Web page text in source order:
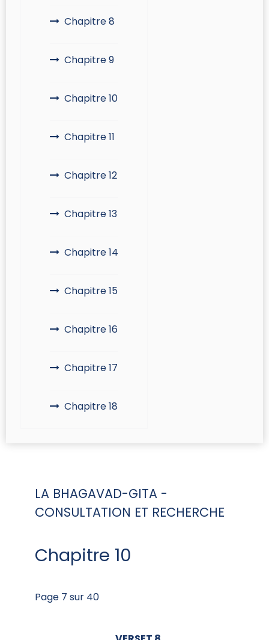
Chapitre 8
Chapitre 9
Chapitre 10
Chapitre 11
Chapitre 12
Chapitre 13
Chapitre 14
Chapitre 15
Chapitre 16
Chapitre 17
Chapitre 18
LA BHAGAVAD-GITA -
CONSULTATION ET RECHERCHE
Chapitre 10
Page 7 sur 40